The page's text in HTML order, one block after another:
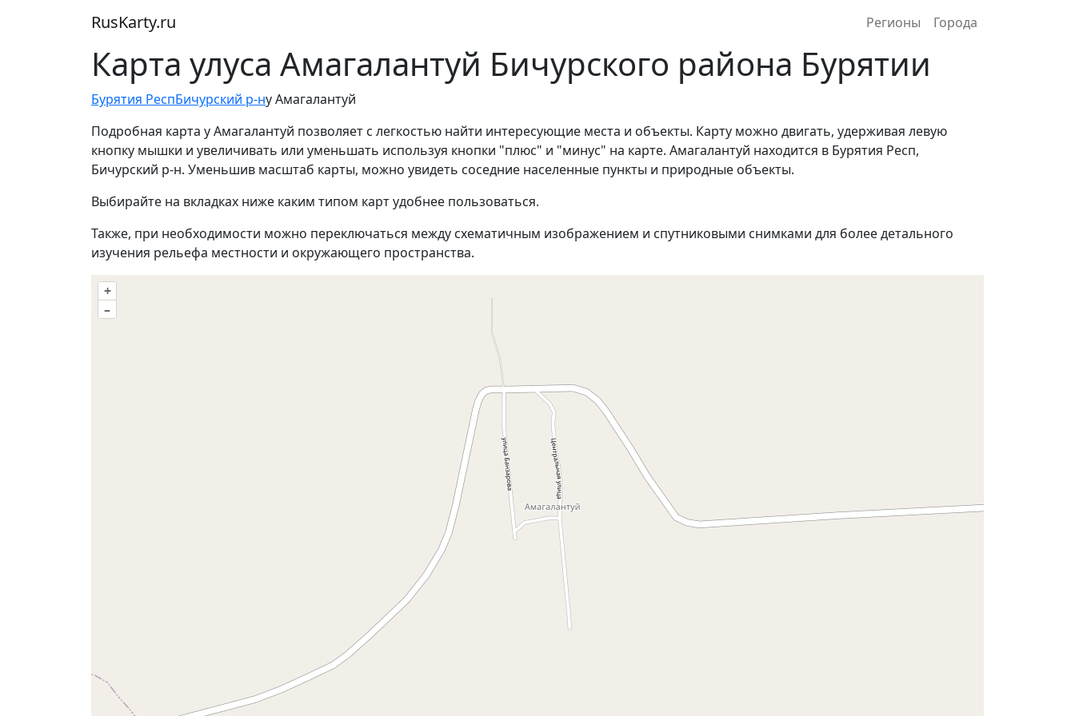
RusKarty.ru Регионы Города
Карта улуса Амагалантуй Бичурского района Бурятии
Бурятия РеспБичурский р-ну Амагалантуй
Подробная карта у Амагалантуй позволяет с легкостью найти интересующие места и объекты. Карту можно двигать, удерживая левую
кнопку мышки и увеличивать или уменьшать используя кнопки "плюс" и "минус" на карте. Амагалантуй находится в Бурятия Респ,
Бичурский р-н. Уменьшив масштаб карты, можно увидеть соседние населенные пункты и природные объекты.
Выбирайте на вкладках ниже каким типом карт удобнее пользоваться.
Также, при необходимости можно переключаться между схематичным изображением и спутниковыми снимками для более детального
изучения рельефа местности и окружающего пространства.
+
–